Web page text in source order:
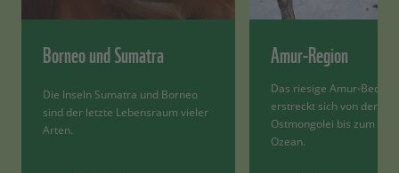
Borneo und Sumatra
Die Inseln Sumatra und Borneo
sind der letzte Lebensraum vieler
Arten.
Amur-Region
Das riesige Amur-Becken
erstreckt sich von der
Ostmongolei bis zum
Ozean.